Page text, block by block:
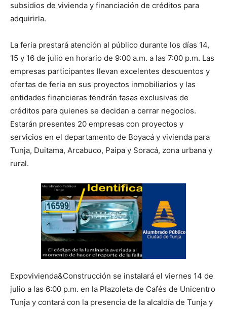
subsidios de vivienda y financiación de créditos para
adquirirla.
La feria prestará atención al público durante los días 14,
15 y 16 de julio en horario de 9:00 a.m. a las 7:00 p.m. Las
empresas participantes llevan excelentes descuentos y
ofertas de feria en sus proyectos inmobiliarios y las
entidades financieras tendrán tasas exclusivas de
créditos para quienes se decidan a cerrar negocios.
Estarán presentes 20 empresas con proyectos y
servicios en el departamento de Boyacá y vivienda para
Tunja, Duitama, Arcabuco, Paipa y Soracá, zona urbana y
rural.
Expovivienda&Construcción se instalará el viernes 14 de
julio a las 6:00 p.m. en la Plazoleta de Cafés de Unicentro
Tunja y contará con la presencia de la alcaldía de Tunja y